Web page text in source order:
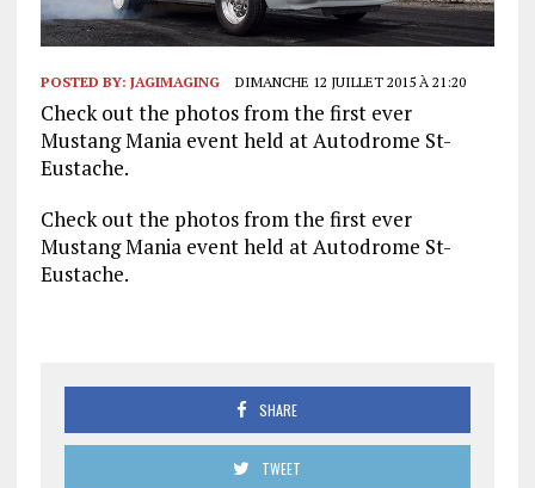
POSTED BY: JAGIMAGING DIMANCHE 12 JUILLET 2015 À 21:20
Check out the photos from the first ever
Mustang Mania event held at Autodrome St-
Eustache.
Check out the photos from the first ever
Mustang Mania event held at Autodrome St-
Eustache.
SHARE
TWEET